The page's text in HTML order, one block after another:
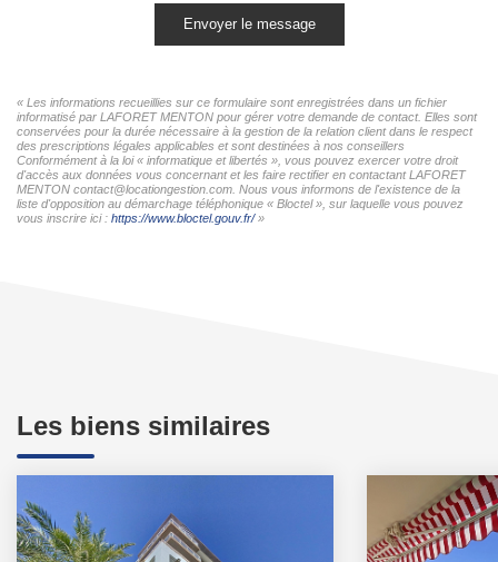
Envoyer le message
« Les informations recueillies sur ce formulaire sont enregistrées dans un fichier
informatisé par LAFORET MENTON pour gérer votre demande de contact. Elles sont
conservées pour la durée nécessaire à la gestion de la relation client dans le respect
des prescriptions légales applicables et sont destinées à nos conseillers
Conformément à la loi « informatique et libertés », vous pouvez exercer votre droit
d'accès aux données vous concernant et les faire rectifier en contactant LAFORET
MENTON contact@locationgestion.com. Nous vous informons de l'existence de la
liste d'opposition au démarchage téléphonique « Bloctel », sur laquelle vous pouvez
vous inscrire ici : https://www.bloctel.gouv.fr/»
Les biens similaires